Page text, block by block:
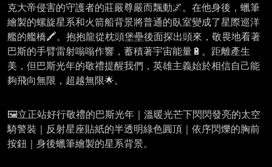
克大帝侵害的守護者的莊嚴尊嚴而飄動🌌。在他身後，蠟筆
繪製的螺旋星系和火箭船背景將普通的臥室變成了星際巡洋
艦的艦橋🖍️。抱抱龍從枕頭堡壘後面探出頭來，敬畏地看著
巴斯的手臂雷射嗡嗡作響，蓄積著宇宙能量🔋。距離產生
美，但巴斯光年的敬禮提醒我們，英雄主義始於相信自己能
夠飛向無限，超越無限🌟。
🖼️立正站好行敬禮的巴斯光年｜溫暖光芒下閃閃發亮的太空
騎警裝｜反射星座貼紙的半透明綠色圓頂｜依序閃爍的胸前
按鈕｜身後蠟筆繪製的星系背景。